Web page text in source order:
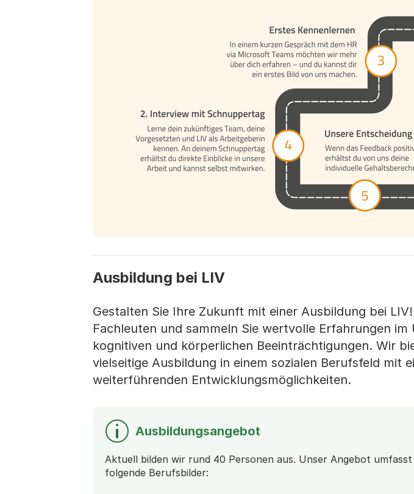
Ausbildung bei LIV
Gestalten Sie Ihre Zukunft mit einer Ausbildung bei
Fachleuten und sammeln Sie wertvolle Erfahrungen
kognitiven und körperlichen Beeinträchtigungen. Wir
vielseitige Ausbildung in einem sozialen Berufsfeld mit
weiterführenden Entwicklungsmöglichkeiten.
Ausbildungsangebot
Aktuell bilden wir rund 40 Personen aus. Unser Angebot umfasst
folgende Berufsbilder: